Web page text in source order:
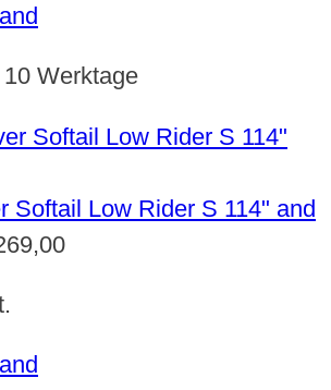
10 Werktage
Softail Low Rider S 114" and